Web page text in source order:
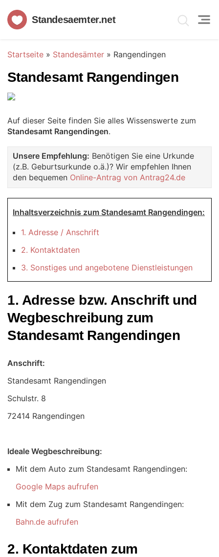
Standesaemter.net
Startseite » Standesämter » Rangendingen
Standesamt Rangendingen
Auf dieser Seite finden Sie alles Wissenswerte zum
Standesamt Rangendingen.
Unsere Empfehlung: Benötigen Sie eine Urkunde
(z.B. Geburtsurkunde o.ä.)? Wir empfehlen Ihnen
den bequemen Online-Antrag von Antrag24.de
Inhaltsverzeichnis zum Standesamt Rangendingen:
1. Adresse / Anschrift
2. Kontaktdaten
3. Sonstiges und angebotene Dienstleistungen
1. Adresse bzw. Anschrift und
Wegbeschreibung zum
Standesamt Rangendingen
Anschrift:
Standesamt Rangendingen
72414 Rangendingen
Ideale Wegbeschreibung:
Mit dem Auto zum Standesamt Rangendingen:
Google Maps aufrufen
Mit dem Zug zum Standesamt Rangendingen:
Bahn.de aufrufen
2. Kontaktdaten zum